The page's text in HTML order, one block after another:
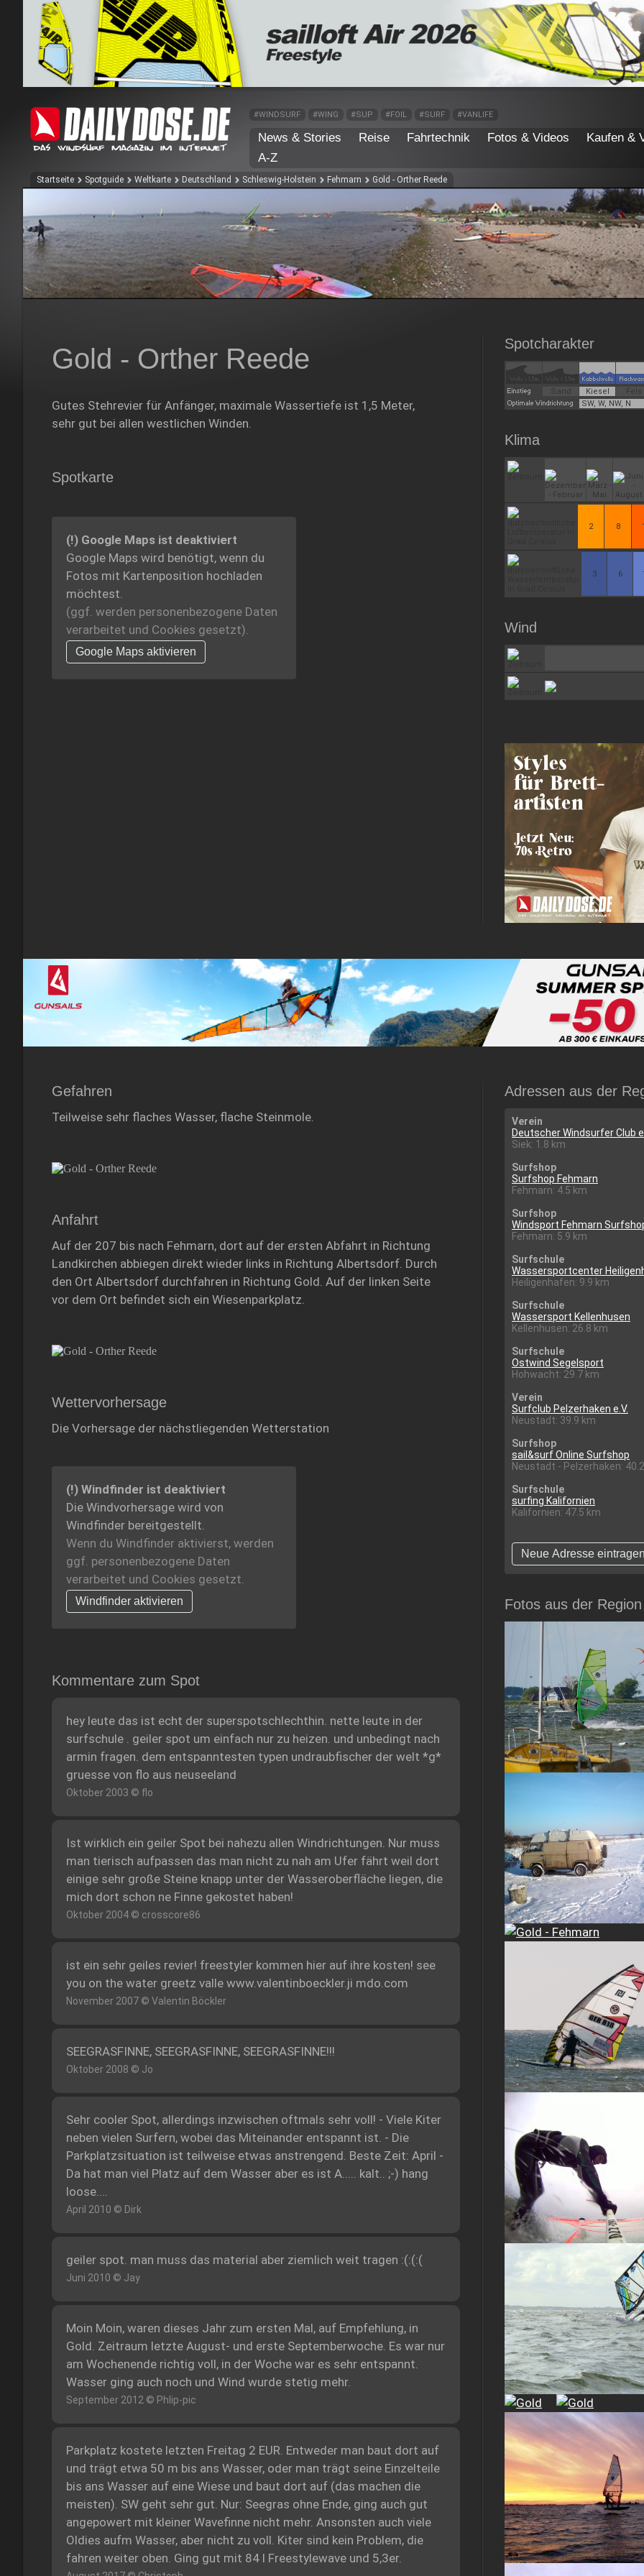
#WINDSURF #WING #SUP #FOIL #SURF #VANLIFE
News & Stories Reise Fahrtechnik Fotos & Videos
Kaufen &
A-Z
Startseite Spotguide Weltkarte Deutschland Schleswig-Holstein Fehmarn Gold - Orther Reede
Gold - Orther Reede
Gutes Stehrevier für Anfänger, maximale Wassertiefe ist 1,5 Meter,
sehr gut bei allen westlichen Winden.
Spotkarte
(!) Google Maps ist deaktiviert
Google Maps wird benötigt, wenn du
Fotos mit Kartenposition hochladen
möchtest.
(ggf. werden personen­bezogene Daten
verarbeitet und Cookies gesetzt).
Google Maps aktivieren
Spotcharakter
Sand Kiesel Fels
SW, W, NW, N
Klima
2 8
3 6
Wind
Gefahren
Teilweise sehr flaches Wasser, flache Steinmole.
Anfahrt
Auf der 207 bis nach Fehmarn, dort auf der ersten Abfahrt in Richtung
Landkirchen abbiegen direkt wieder links in Richtung Albertsdorf. Durch
den Ort Albertsdorf durchfahren in Richtung Gold. Auf der linken Seite
vor dem Ort befindet sich ein Wiesenparkplatz.
Wettervorhersage
Die Vorhersage der nächstliegenden Wetterstation
(!) Windfinder ist deaktiviert
Die Windvorhersage wird von
Windfinder bereitgestellt.
Wenn du Windfinder aktivierst, werden
ggf. personenbezogene Daten
verarbeitet und Cookies gesetzt.
Windfinder aktivieren
Kommentare zum Spot
hey leute das ist echt der superspotschlechthin. nette leute in der
surfschule . geiler spot um einfach nur zu heizen. und unbedingt nach
armin fragen. dem entspanntesten typen undraubfischer der welt *g*
gruesse von flo aus neuseeland
Oktober 2003 © flo
Ist wirklich ein geiler Spot bei nahezu allen Windrichtungen. Nur muss
man tierisch aufpassen das man nicht zu nah am Ufer fährt weil dort
einige sehr große Steine knapp unter der Wasseroberfläche liegen, die
mich dort schon ne Finne gekostet haben!
Oktober 2004 © crosscore86
ist ein sehr geiles revier! freestyler kommen hier auf ihre kosten! see
you on the water greetz valle www.valentinboeckler.ji mdo.com
November 2007 © Valentin Böckler
SEEGRASFINNE, SEEGRASFINNE, SEEGRASFINNE!!!
Oktober 2008 © Jo
Sehr cooler Spot, allerdings inzwischen oftmals sehr voll! - Viele Kiter
neben vielen Surfern, wobei das Miteinander entspannt ist. - Die
Parkplatzsituation ist teilweise etwas anstrengend. Beste Zeit: April -
Da hat man viel Platz auf dem Wasser aber es ist A..... kalt.. ;-) hang
loose....
April 2010 © Dirk
geiler spot. man muss das material aber ziemlich weit tragen :(:(:(
Juni 2010 © Jay
Moin Moin, waren dieses Jahr zum ersten Mal, auf Empfehlung, in
Gold. Zeitraum letzte August- und erste Septemberwoche. Es war nur
am Wochenende richtig voll, in der Woche war es sehr entspannt.
Wasser ging auch noch und Wind wurde stetig mehr.
September 2012 © Phlip-pic
Parkplatz kostete letzten Freitag 2 EUR. Entweder man baut dort auf
und trägt etwa 50 m bis ans Wasser, oder man trägt seine Einzelteile
bis ans Wasser auf eine Wiese und baut dort auf (das machen die
meisten). SW geht sehr gut. Nur: Seegras ohne Ende, ging auch gut
angepowert mit kleiner Wavefinne nicht mehr. Ansonsten auch viele
Oldies aufm Wasser, aber nicht zu voll. Kiter sind kein Problem, die
fahren weiter oben. Ging gut mit 84 l Freestylewave und 5,3er.
Adressen aus der
Verein
Deutscher Windsurfer Club
Siek: 1.8 km
Surfshop
Surfshop Fehmarn
Fehmarn: 4.5 km
Surfshop
Windsport Fehmarn
Fehmarn: 5.9 km
Surfschule
Wassersportcenter
Heiligenhafen: 9.9 km
Surfschule
Wassersport Kellenhusen
Kellenhusen: 26.8 km
Surfschule
Ostwind Segelsport
Hohwacht: 29.7 km
Verein
Surfclub Pelzerhaken e.V.
Neustadt: 39.9 km
Surfshop
sail&surf Online Surfshop
Neustadt - Pelzerhaken:
Surfschule
surfing Kalifornien
Kalifornien: 47.5 km
Neue Adresse eintragen
Fotos aus der Region